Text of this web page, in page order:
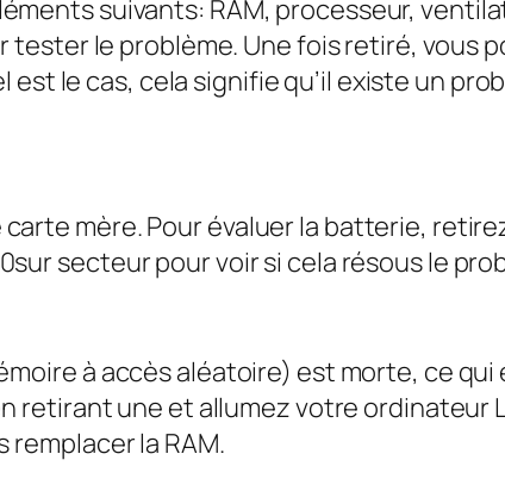
suivants: RAM, processeur,
le problème. Une fois retiré, vous
le cas, cela signifie qu’il existe un
mère. Pour évaluer la batterie,
secteur pour voir si cela résous le
à accès aléatoire) est morte, ce
retirant une et allumez votre ordinateur
la RAM.